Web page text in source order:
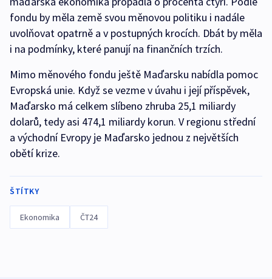
fondu by měla země svou měnovou politiku i nadále
uvolňovat opatrně a v postupných krocích. Dbát by měla
i na podmínky, které panují na finančních trzích.
Mimo měnového fondu ještě Maďarsku nabídla pomoc
Evropská unie. Když se vezme v úvahu i její příspěvek,
Maďarsko má celkem slíbeno zhruba 25,1 miliardy
dolarů, tedy asi 474,1 miliardy korun. V regionu střední
a východní Evropy je Maďarsko jednou z největších
obětí krize.
ŠTÍTKY
Ekonomika ČT24